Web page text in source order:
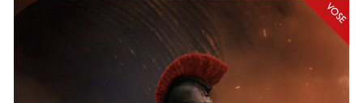
VOSE